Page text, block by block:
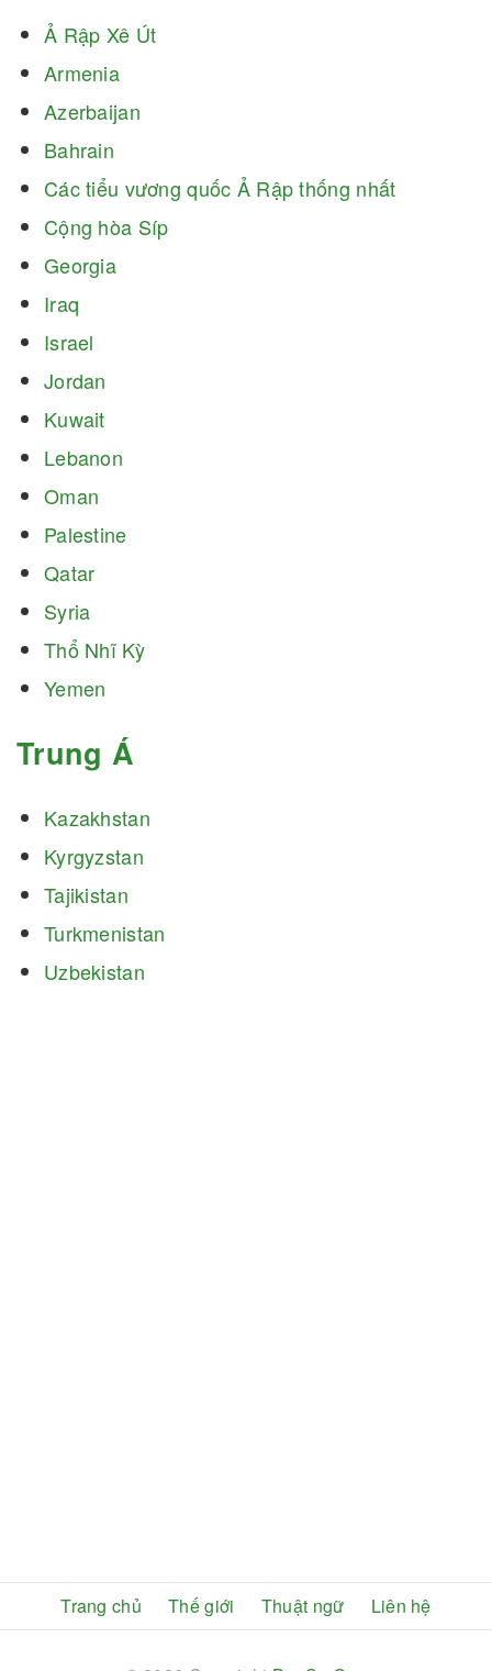
Ả Rập Xê Út
Armenia
Azerbaijan
Bahrain
Các tiểu vương quốc Ả Rập thống nhất
Cộng hòa Síp
Georgia
Iraq
Israel
Jordan
Kuwait
Lebanon
Oman
Palestine
Qatar
Syria
Thổ Nhĩ Kỳ
Yemen
Trung Á
Kazakhstan
Kyrgyzstan
Tajikistan
Turkmenistan
Uzbekistan
Trang chủ Thế giới Thuật ngữ Liên hệ